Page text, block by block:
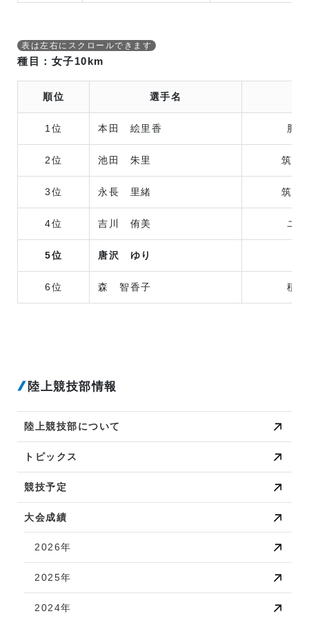
種目：女子10km
順位 選手名
1位 本田 絵里香 肥
2位 池田 朱里 筑紫
3位 永長 里緒 筑紫
4位 吉川 侑美 ユ
5位 唐沢 ゆり
6位 森 智香子 積
陸上競技部情報
陸上競技部について
トピックス
競技予定
大会成績
2026年
2025年
2024年